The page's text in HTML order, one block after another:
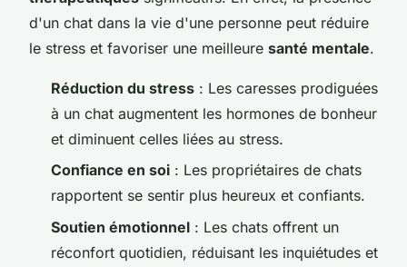
d'un chat dans la vie d'une personne peut réduire
le stress et favoriser une meilleure santé mentale.
Réduction du stress : Les caresses prodiguées
à un chat augmentent les hormones de bonheur
et diminuent celles liées au stress.
Confiance en soi : Les propriétaires de chats
rapportent se sentir plus heureux et confiants.
Soutien émotionnel : Les chats offrent un
réconfort quotidien, réduisant les inquiétudes et